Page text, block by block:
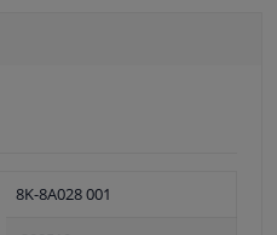
8K-8A028 001